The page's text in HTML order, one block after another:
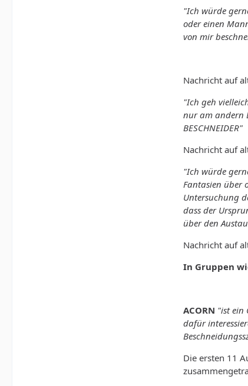
"Ich würde
oder einen
von mir
Nachricht auf
"Ich geh
nur am andern
BESCHNEIDER"
Nachricht auf
"Ich würde
Fantasien über
Untersuchung
dass der
über den
Nachricht auf
In Gruppen
ACORN "ist ein
dafür
Die ersten 11